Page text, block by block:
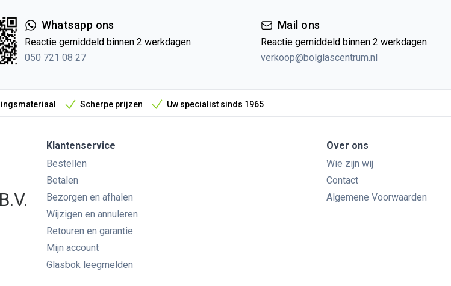
Whatsapp ons
Reactie gemiddeld binnen 2 werkdagen
050 721 08 27
Mail ons
Reactie gemiddeld binnen 2 werkdagen
verkoop@bolglascentrum.nl
Scherpe prijzen Uw specialist sinds 1965
Klantenservice
Bestellen
Betalen
Bezorgen en afhalen
Wijzigen en annuleren
Retouren en garantie
Mijn account
Glasbok leegmelden
Over ons
Wie zijn wij
Contact
Algemene Voorwaarden